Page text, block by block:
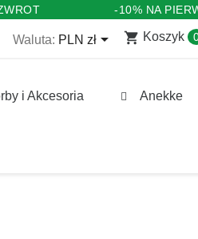
-10% NA
Waluta: PLN zł shopping_cart Koszyk
i Akcesoria Anekke